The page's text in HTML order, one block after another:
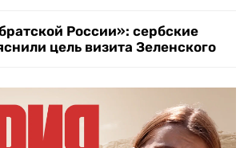
России»: сербские
цель визита Зеленского